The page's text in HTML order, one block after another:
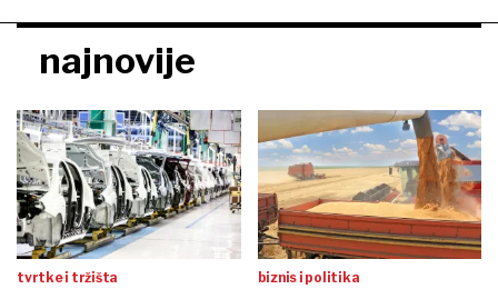
najnovije
tvrtke i tržišta biznis i politika